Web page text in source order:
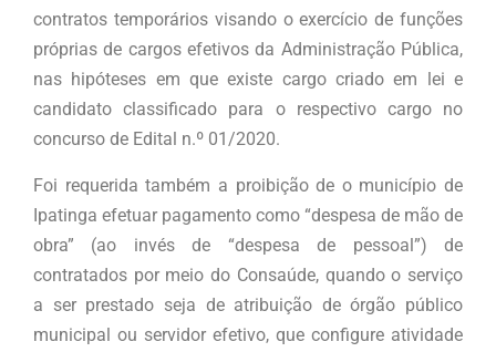
contratos temporários visando o exercício de funções
próprias de cargos efetivos da Administração Pública,
nas hipóteses em que existe cargo criado em lei e
candidato classificado para o respectivo cargo no
concurso de Edital n.º 01/2020.
Foi requerida também a proibição de o município de
Ipatinga efetuar pagamento como “despesa de mão de
obra” (ao invés de “despesa de pessoal”) de
contratados por meio do Consaúde, quando o serviço
a ser prestado seja de atribuição de órgão público
municipal ou servidor efetivo, que configure atividade